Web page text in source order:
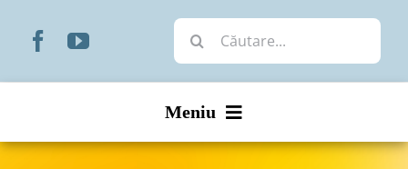
Cautare...
Meniu